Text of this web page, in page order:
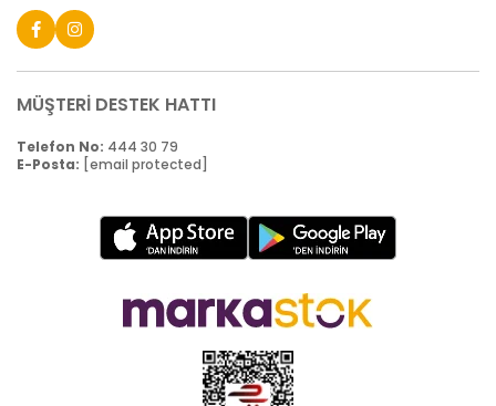
MÜŞTERİ DESTEK HATTI
Telefon No: 444 30 79
E-Posta: [email protected]